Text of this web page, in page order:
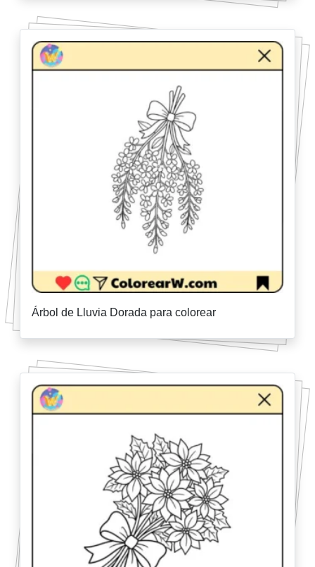
Árbol de Lluvia Dorada para colorear